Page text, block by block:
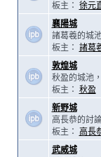
板主： 徐元
襄陽城
諸葛羲的城
板主： 諸葛
敦煌城
秋盈的城池
板主： 秋盈
新野城
高長恭的討
板主：
高長
武威城